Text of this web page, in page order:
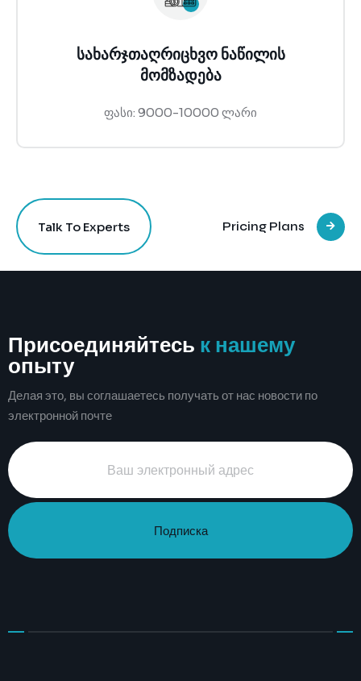
სახარჯთაღრიცხვო ნაწილის
მომზადება
ფასი: 9000-10000 ლარი
Talk To Experts Pricing Plans
Присоединяйтесь к нашему
опыту
Делая это, вы соглашаетесь получать от нас новости по
электронной почте
Подписка